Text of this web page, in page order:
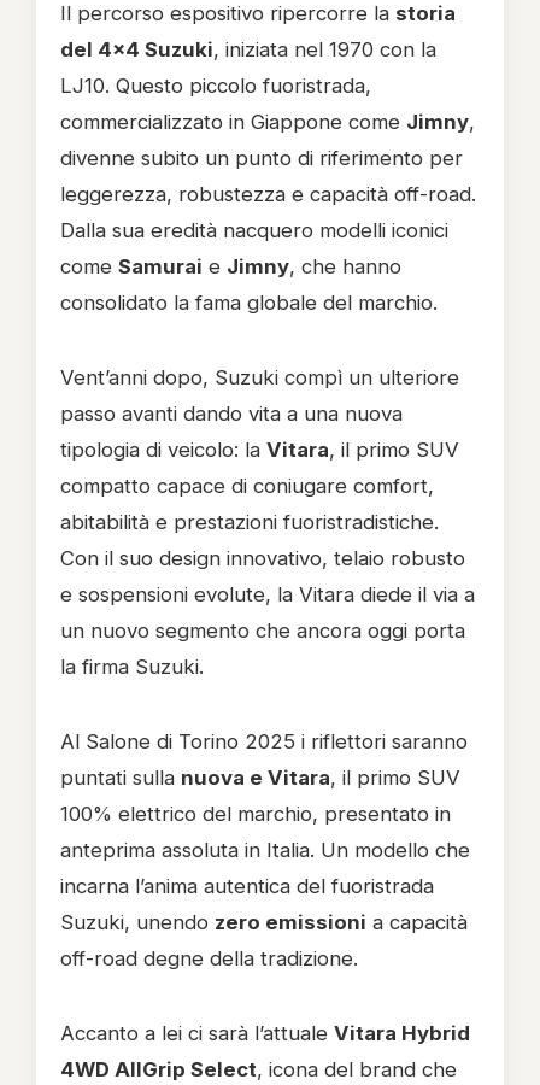
Il percorso espositivo ripercorre la storia
del 4x4 Suzuki, iniziata nel 1970 con la
LJ10. Questo piccolo fuoristrada,
commercializzato in Giappone come Jimny,
divenne subito un punto di riferimento per
leggerezza, robustezza e capacità off-road.
Dalla sua eredità nacquero modelli iconici
come Samurai e Jimny, che hanno
consolidato la fama globale del marchio.
Vent’anni dopo, Suzuki compì un ulteriore
passo avanti dando vita a una nuova
tipologia di veicolo: la Vitara, il primo SUV
compatto capace di coniugare comfort,
abitabilità e prestazioni fuoristradistiche.
Con il suo design innovativo, telaio robusto
e sospensioni evolute, la Vitara diede il via a
un nuovo segmento che ancora oggi porta
la firma Suzuki.
Al Salone di Torino 2025 i riflettori saranno
puntati sulla nuova e Vitara, il primo SUV
100% elettrico del marchio, presentato in
anteprima assoluta in Italia. Un modello che
incarna l’anima autentica del fuoristrada
Suzuki, unendo zero emissioni a capacità
off-road degne della tradizione.
Accanto a lei ci sarà l’attuale Vitara Hybrid
4WD AllGrip Select, icona del brand che